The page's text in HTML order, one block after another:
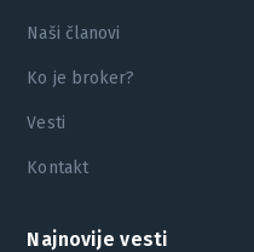
Naši članovi
Ko je broker?
Vesti
Kontakt
Najnovije vesti